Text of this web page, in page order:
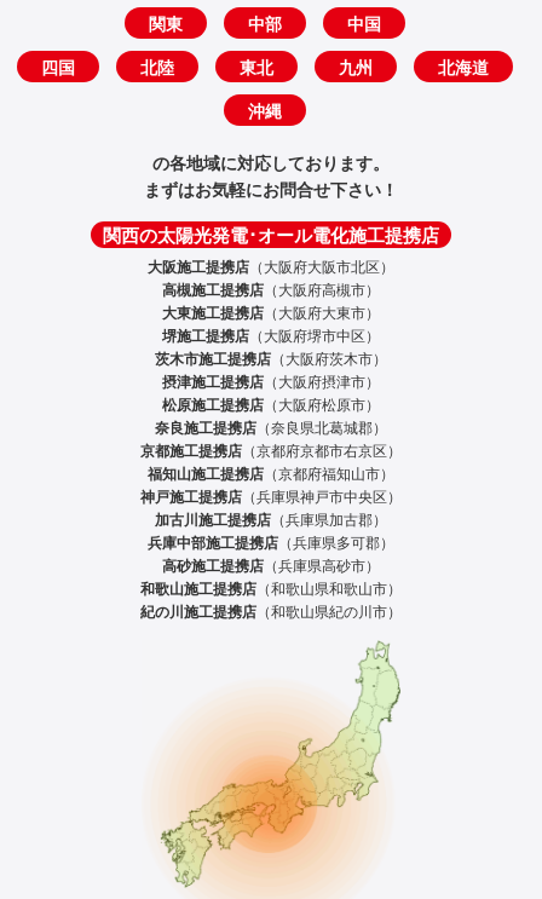
関東 中部 中国
四国 北陸 東北 九州 北海道
沖縄
の各地域に対応しております。
まずはお気軽にお問合せ下さい！
関西の太陽光発電･オール電化施工提携店
大阪施工提携店 （大阪府大阪市北区）
高槻施工提携店 （大阪府高槻市）
大東施工提携店 （大阪府大東市）
堺施工提携店 （大阪府堺市中区）
茨木市施工提携店 （大阪府茨木市）
摂津施工提携店 （大阪府摂津市）
松原施工提携店 （大阪府松原市）
奈良施工提携店 （奈良県北葛城郡）
京都施工提携店 （京都府京都市右京区）
福知山施工提携店 （京都府福知山市）
神戸施工提携店 （兵庫県神戸市中央区）
加古川施工提携店 （兵庫県加古郡）
兵庫中部施工提携店 （兵庫県多可郡）
高砂施工提携店 （兵庫県高砂市）
和歌山施工提携店 （和歌山県和歌山市）
紀の川施工提携店 （和歌山県紀の川市）